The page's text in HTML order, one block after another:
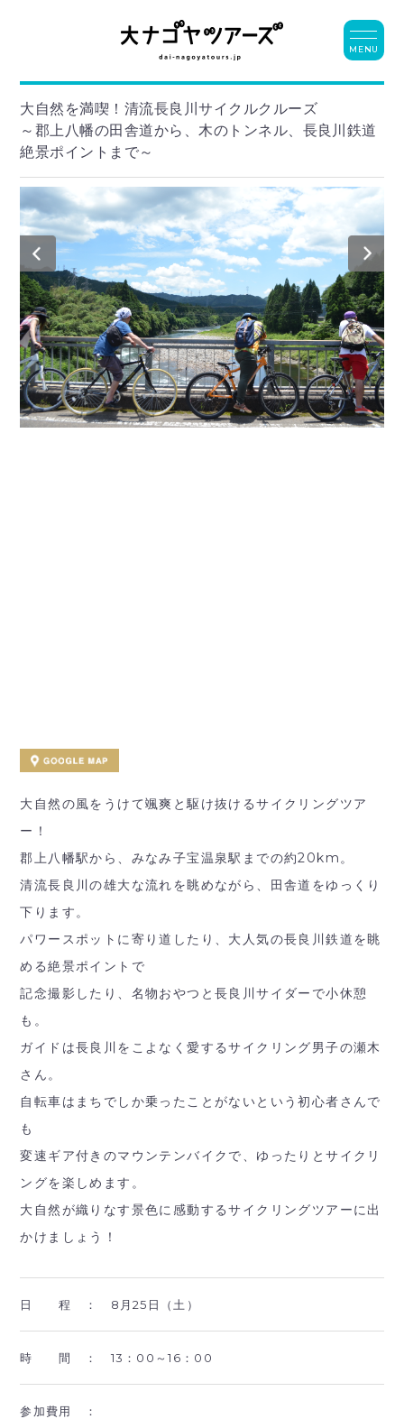
大自然を満喫！清流長良川サイクルクルーズ
～郡上八幡の田舎道から、木のトンネル、長良川鉄道
絶景ポイントまで～
大自然の風をうけて颯爽と駆け抜けるサイクリングツア
ー！
郡上八幡駅から、みなみ子宝温泉駅までの約20km。
清流長良川の雄大な流れを眺めながら、田舎道をゆっくり
下ります。
パワースポットに寄り道したり、大人気の長良川鉄道を眺
める絶景ポイントで
記念撮影したり、名物おやつと長良川サイダーで小休憩
も。
ガイドは長良川をこよなく愛するサイクリング男子の瀬木
さん。
自転車はまちでしか乗ったことがないという初心者さんで
も
変速ギア付きのマウンテンバイクで、ゆったりとサイクリ
ングを楽しめます。
大自然が織りなす景色に感動するサイクリングツアーに出
かけましょう！
日 程 ： 8月25日（土）
時 間 ： 13：00～16：00
参加費用 ：
MENU